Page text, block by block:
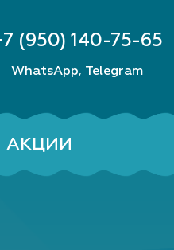
(950) 140-75-65
WhatsApp, Telegram
АКЦИИ